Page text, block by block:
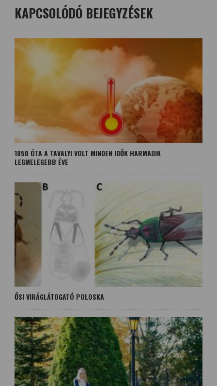
KAPCSOLÓDÓ BEJEGYZÉSEK
1850 ÓTA A TAVALYI VOLT MINDEN IDŐK HARMADIK
LEGMELEGEBB ÉVE
ŐSI VIRÁGLÁTOGATÓ POLOSKA